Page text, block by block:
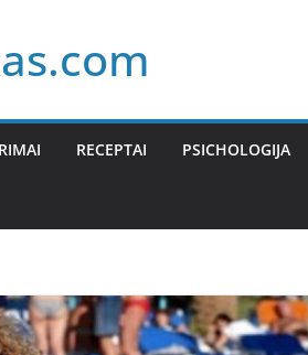
RECEPTAI PSICHOLOGIJA